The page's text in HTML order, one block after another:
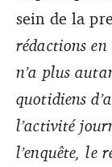
sein de la
rédactions
n’a plus
quotidiens
l’activité
l’enquête, le